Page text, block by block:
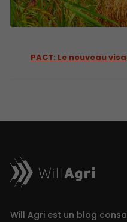
PACT: Le nouveau
Will Agri est un blog